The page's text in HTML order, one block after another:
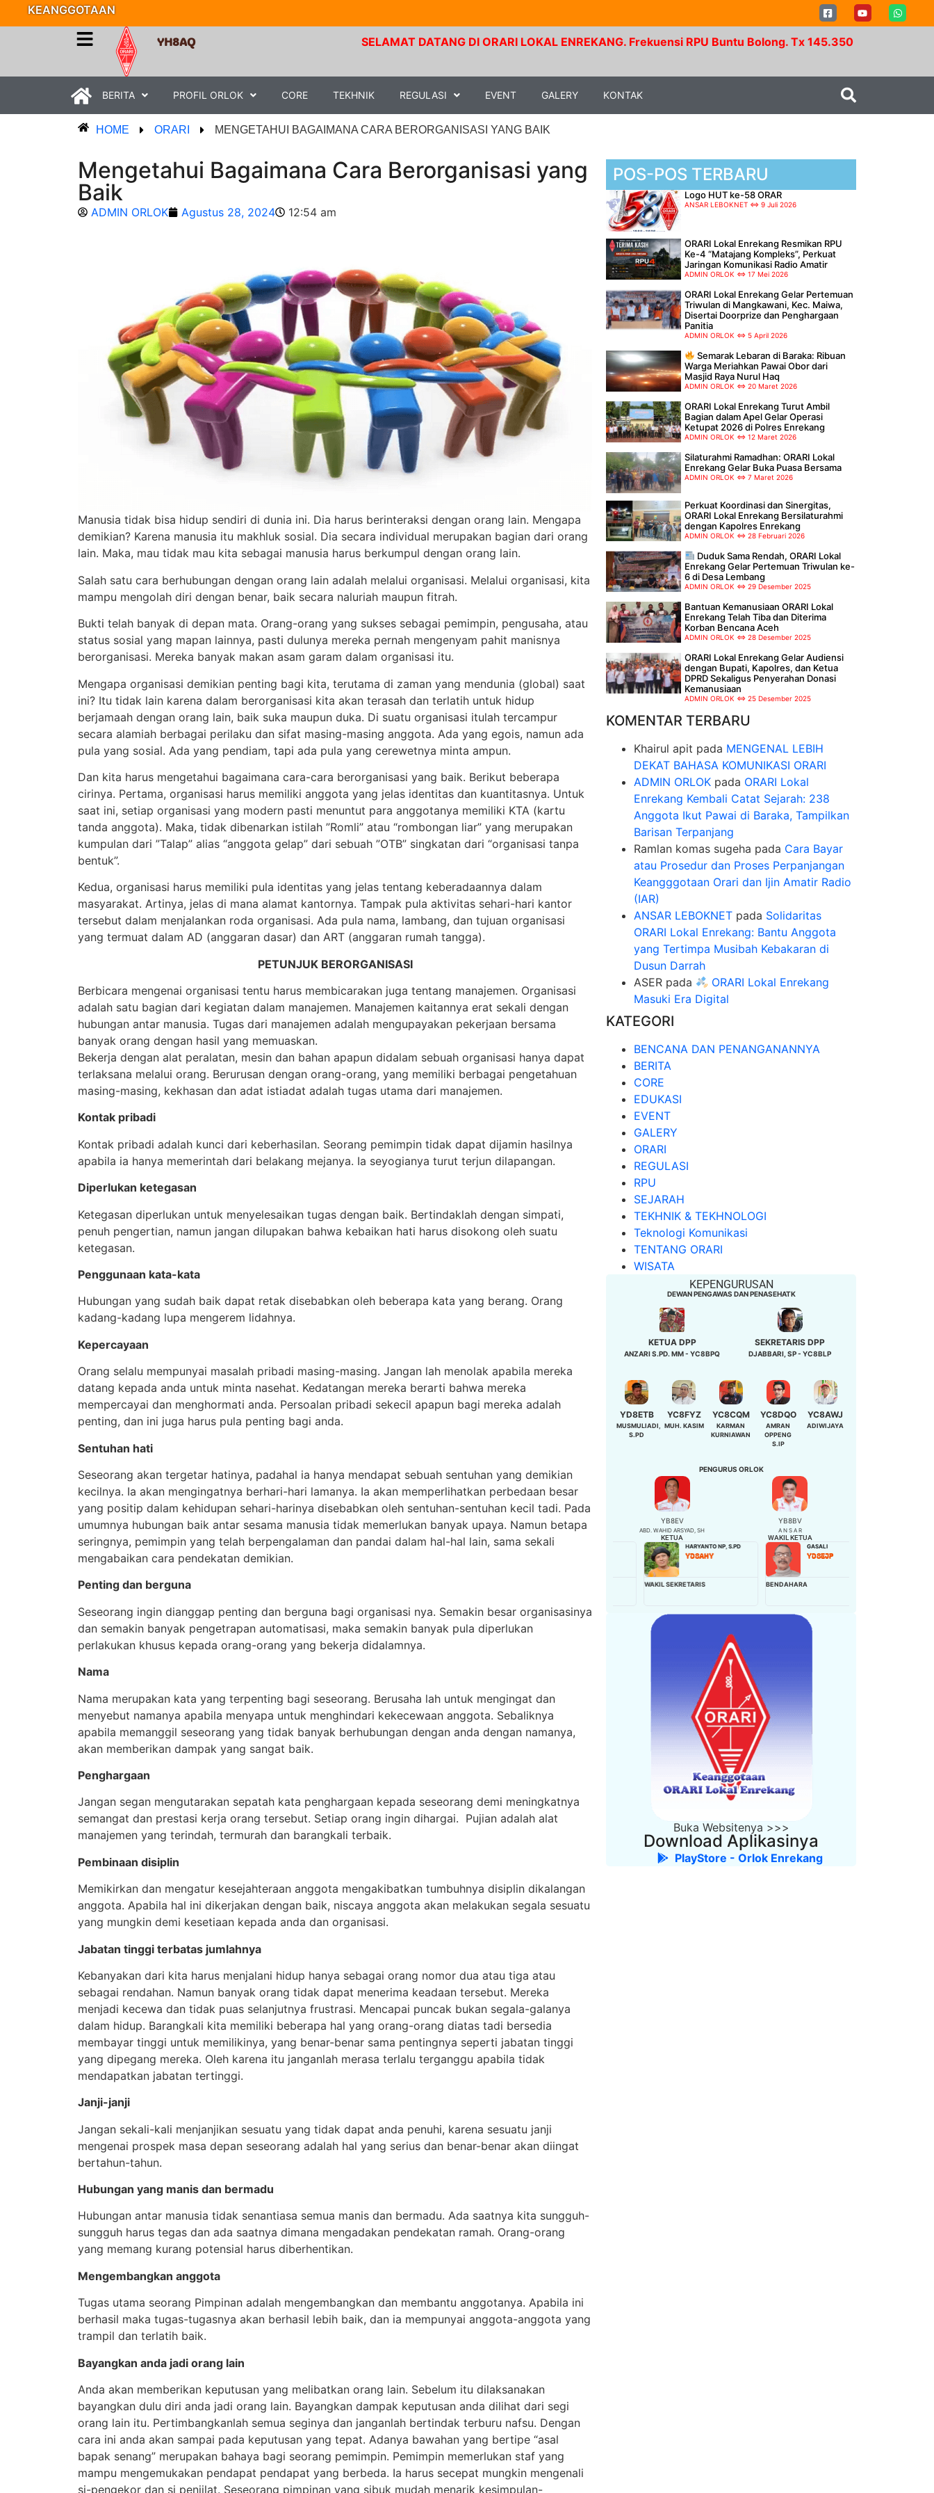
KEANGGOTAAN
YH8AQ SELAMAT DATANG DI ORARI LOKAL ENREKANG. Frekuensi RPU Buntu Bolong. Tx 145.350 Mhz - Rx 147.950
BERITA PROFIL ORLOK CORE TEKHNIK REGULASI EVENT GALERY KONTAK
HOME ORARI MENGETAHUI BAGAIMANA CARA BERORGANISASI YANG BAIK
Mengetahui Bagaimana Cara Berorganisasi yang
Baik
ADMIN ORLOK Agustus 28, 2024 12:54 am
Manusia tidak bisa hidup sendiri di dunia ini. Dia harus berinteraksi dengan orang lain. Mengapa
demikian? Karena manusia itu makhluk sosial. Dia secara individual merupakan bagian dari orang
lain. Maka, mau tidak mau kita sebagai manusia harus berkumpul dengan orang lain.
Salah satu cara berhubungan dengan orang lain adalah melalui organisasi. Melalui organisasi, kita
mampu mengolah diri dengan benar, baik secara naluriah maupun fitrah.
Bukti telah banyak di depan mata. Orang-orang yang sukses sebagai pemimpin, pengusaha, atau
status sosial yang mapan lainnya, pasti dulunya mereka pernah mengenyam pahit manisnya
berorganisasi. Mereka banyak makan asam garam dalam organisasi itu.
Mengapa organisasi demikian penting bagi kita, terutama di zaman yang mendunia (global) saat
ini? Itu tidak lain karena dalam berorganisasi kita akan terasah dan terlatih untuk hidup
berjamaah dengan orang lain, baik suka maupun duka. Di suatu organisasi itulah tercampur
secara alamiah berbagai perilaku dan sifat masing-masing anggota. Ada yang egois, namun ada
pula yang sosial. Ada yang pendiam, tapi ada pula yang cerewetnya minta ampun.
Dan kita harus mengetahui bagaimana cara-cara berorganisasi yang baik. Berikut beberapa
cirinya. Pertama, organisasi harus memiliki anggota yang jelas identitas dan kuantitasnya. Untuk
saat ini, setiap organisasi yang modern pasti menuntut para anggotanya memiliki KTA (kartu
tanda anggota). Maka, tidak dibenarkan istilah ”Romli” atau “rombongan liar” yang merupakan
kumpulan dari ”Talap” alias “anggota gelap” dari sebuah ”OTB” singkatan dari “organisasi tanpa
bentuk”.
Kedua, organisasi harus memiliki pula identitas yang jelas tentang keberadaannya dalam
masyarakat. Artinya, jelas di mana alamat kantornya. Tampak pula aktivitas sehari-hari kantor
tersebut dalam menjalankan roda organisasi. Ada pula nama, lambang, dan tujuan organisasi
yang termuat dalam AD (anggaran dasar) dan ART (anggaran rumah tangga).
PETUNJUK BERORGANISASI
Berbicara mengenai organisasi tentu harus membicarakan juga tentang manajemen. Organisasi
adalah satu bagian dari kegiatan dalam manajemen. Manajemen kaitannya erat sekali dengan
hubungan antar manusia. Tugas dari manajemen adalah mengupayakan pekerjaan bersama
banyak orang dengan hasil yang memuaskan.
Bekerja dengan alat peralatan, mesin dan bahan apapun didalam sebuah organisasi hanya dapat
terlaksana melalui orang. Berurusan dengan orang-orang, yang memiliki berbagai pengetahuan
masing-masing, kekhasan dan adat istiadat adalah tugas utama dari manajemen.
Kontak pribadi
Kontak pribadi adalah kunci dari keberhasilan. Seorang pemimpin tidak dapat dijamin hasilnya
apabila ia hanya memerintah dari belakang mejanya. Ia seyogianya turut terjun dilapangan.
Diperlukan ketegasan
Ketegasan diperlukan untuk menyelesaikan tugas dengan baik. Bertindaklah dengan simpati,
penuh pengertian, namun jangan dilupakan bahwa kebaikan hati harus disokong oleh suatu
ketegasan.
Penggunaan kata-kata
Hubungan yang sudah baik dapat retak disebabkan oleh beberapa kata yang berang. Orang
kadang-kadang lupa mengerem lidahnya.
Kepercayaan
Orang selalu mempunyai masalah pribadi masing-masing. Jangan lah menolak apabila mereka
datang kepada anda untuk minta nasehat. Kedatangan mereka berarti bahwa mereka
mempercayai dan menghormati anda. Persoalan pribadi sekecil apapun bagi mereka adalah
penting, dan ini juga harus pula penting bagi anda.
Sentuhan hati
Seseorang akan tergetar hatinya, padahal ia hanya mendapat sebuah sentuhan yang demikian
kecilnya. Ia akan mengingatnya berhari-hari lamanya. Ia akan memperlihatkan perbedaan besar
yang positip dalam kehidupan sehari-harinya disebabkan oleh sentuhan-sentuhan kecil tadi. Pada
umumnya hubungan baik antar sesama manusia tidak memerlukan banyak upaya. Namun betapa
seringnya, pemimpin yang telah berpengalaman dan pandai dalam hal-hal lain, sama sekali
mengabaikan cara pendekatan demikian.
Penting dan berguna
Seseorang ingin dianggap penting dan berguna bagi organisasi nya. Semakin besar organisasinya
dan semakin banyak pengetrapan automatisasi, maka semakin banyak pula diperlukan
perlakukan khusus kepada orang-orang yang bekerja didalamnya.
Nama
Nama merupakan kata yang terpenting bagi seseorang. Berusaha lah untuk mengingat dan
menyebut namanya apabila menyapa untuk menghindari kekecewaan anggota. Sebaliknya
apabila memanggil seseorang yang tidak banyak berhubungan dengan anda dengan namanya,
akan memberikan dampak yang sangat baik.
Penghargaan
Jangan segan mengutarakan sepatah kata penghargaan kepada seseorang demi meningkatnya
semangat dan prestasi kerja orang tersebut. Setiap orang ingin dihargai. Pujian adalah alat
manajemen yang terindah, termurah dan barangkali terbaik.
Pembinaan disiplin
Memikirkan dan mengatur kesejahteraan anggota mengakibatkan tumbuhnya disiplin dikalangan
anggota. Apabila hal ini dikerjakan dengan baik, niscaya anggota akan melakukan segala sesuatu
yang mungkin demi kesetiaan kepada anda dan organisasi.
Jabatan tinggi terbatas jumlahnya
Kebanyakan dari kita harus menjalani hidup hanya sebagai orang nomor dua atau tiga atau
sebagai rendahan. Namun banyak orang tidak dapat menerima keadaan tersebut. Mereka
menjadi kecewa dan tidak puas selanjutnya frustrasi. Mencapai puncak bukan segala-galanya
dalam hidup. Barangkali kita memiliki beberapa hal yang orang-orang diatas tadi bersedia
membayar tinggi untuk memilikinya, yang benar-benar sama pentingnya seperti jabatan tinggi
yang dipegang mereka. Oleh karena itu janganlah merasa terlalu terganggu apabila tidak
mendapatkan jabatan tertinggi.
Janji-janji
Jangan sekali-kali menjanjikan sesuatu yang tidak dapat anda penuhi, karena sesuatu janji
mengenai prospek masa depan seseorang adalah hal yang serius dan benar-benar akan diingat
bertahun-tahun.
Hubungan yang manis dan bermadu
Hubungan antar manusia tidak senantiasa semua manis dan bermadu. Ada saatnya kita sungguh-
sungguh harus tegas dan ada saatnya dimana mengadakan pendekatan ramah. Orang-orang
yang memang kurang potensial harus diberhentikan.
Mengembangkan anggota
Tugas utama seorang Pimpinan adalah mengembangkan dan membantu anggotanya. Apabila ini
berhasil maka tugas-tugasnya akan berhasil lebih baik, dan ia mempunyai anggota-anggota yang
trampil dan terlatih baik.
Bayangkan anda jadi orang lain
Anda akan memberikan keputusan yang melibatkan orang lain. Sebelum itu dilaksanakan
bayangkan dulu diri anda jadi orang lain. Bayangkan dampak keputusan anda dilihat dari segi
orang lain itu. Pertimbangkanlah semua seginya dan janganlah bertindak terburu nafsu. Dengan
cara ini anda akan sampai pada keputusan yang tepat. Adanya bawahan yang bertipe “asal
bapak senang” merupakan bahaya bagi seorang pemimpin. Pemimpin memerlukan staf yang
mampu mengemukakan pendapat pendapat yang berbeda. Ia harus secepat mungkin mengenali
si-pengekor dan si penjilat. Seseorang pimpinan yang sibuk mudah menarik kesimpulan-
POS-POS TERBARU
Logo HUT ke-58 ORAR
ANSAR LEBOKNET 9 Juli 2026
ORARI Lokal Enrekang Resmikan RPU
Ke-4 “Matajang Kompleks”, Perkuat
Jaringan Komunikasi Radio Amatir
ADMIN ORLOK 17 Mei 2026
ORARI Lokal Enrekang Gelar Pertemuan
Triwulan di Mangkawani, Kec. Maiwa,
Disertai Doorprize dan Penghargaan
Panitia
ADMIN ORLOK 5 April 2026
Semarak Lebaran di Baraka: Ribuan
Warga Meriahkan Pawai Obor dari
Masjid Raya Nurul Haq
ADMIN ORLOK 20 Maret 2026
ORARI Lokal Enrekang Turut Ambil
Bagian dalam Apel Gelar Operasi
Ketupat 2026 di Polres Enrekang
ADMIN ORLOK 12 Maret 2026
Silaturahmi Ramadhan: ORARI Lokal
Enrekang Gelar Buka Puasa Bersama
ADMIN ORLOK 7 Maret 2026
Perkuat Koordinasi dan Sinergitas,
ORARI Lokal Enrekang Bersilaturahmi
dengan Kapolres Enrekang
ADMIN ORLOK 28 Februari 2026
Duduk Sama Rendah, ORARI Lokal
Enrekang Gelar Pertemuan Triwulan ke-
6 di Desa Lembang
ADMIN ORLOK 29 Desember 2025
Bantuan Kemanusiaan ORARI Lokal
Enrekang Telah Tiba dan Diterima
Korban Bencana Aceh
ADMIN ORLOK 28 Desember 2025
ORARI Lokal Enrekang Gelar Audiensi
dengan Bupati, Kapolres, dan Ketua
DPRD Sekaligus Penyerahan Donasi
Kemanusiaan
ADMIN ORLOK 25 Desember 2025
KOMENTAR TERBARU
Khairul apit pada MENGENAL LEBIH
DEKAT BAHASA KOMUNIKASI ORARI
ADMIN ORLOK pada ORARI Lokal
Enrekang Kembali Catat Sejarah: 238
Anggota Ikut Pawai di Baraka, Tampilkan
Barisan Terpanjang
Ramlan komas sugeha pada Cara Bayar
atau Prosedur dan Proses Perpanjangan
Keangggotaan Orari dan Ijin Amatir Radio
(IAR)
ANSAR LEBOKNET pada Solidaritas
ORARI Lokal Enrekang: Bantu Anggota
yang Tertimpa Musibah Kebakaran di
Dusun Darrah
ASER pada
ORARI Lokal Enrekang
Masuki Era Digital
KATEGORI
BENCANA DAN PENANGANANNYA
BERITA
CORE
EDUKASI
EVENT
GALERY
ORARI
REGULASI
RPU
SEJARAH
TEKHNIK & TEKHNOLOGI
Teknologi Komunikasi
TENTANG ORARI
WISATA
KEPENGURUSAN
DEWAN PENGAWAS DAN PENASEHATK
KETUA DPP
ANZARI S.PD. MM - YC8BPQ
SEKRETARIS DPP
DJABBARI, SP - YC8BLP
YD8ETB
MUSMULIADI,
S.PD
YC8FYZ
MUH. KASIM
YC8CQM
KARMAN
KURNIAWAN
YC8DQO
AMRAN
OPPENG
S.IP
YC8AWJ
ADIWIJAYA
PENGURUS ORLOK
YB8EV
ABD. WAHID ARSYAD, SH
KETUA
YB8BV
A N S A R
WAKIL KETUA
MUH RIDWAN A M. ANDIS
YD8CPS
STAF KHUSUS
ANWAR DERI, SH MUHAMMAD IRFAN SUPARDI HARYANTO NP, S.PD
YD8AHY
WAKIL SEKRETARIS
GASALI
YD8EJP
BENDAHARA
Buka Websitenya >>>
Download Aplikasinya
PlayStore - Orlok Enrekang